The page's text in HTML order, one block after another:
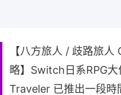
【八方旅人 / 歧路旅人
略】Switch日系RPG
Traveler 已推出一段時